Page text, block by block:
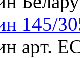
145/
арт.